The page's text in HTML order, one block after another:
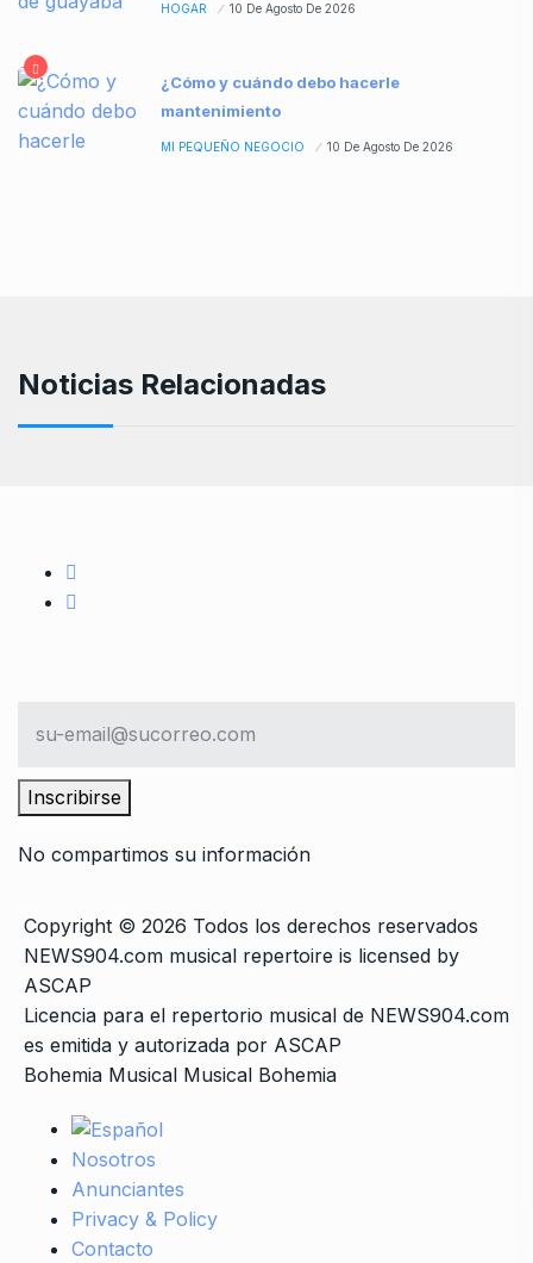
HOGAR 10 De Agosto De 2026
¿Cómo y cuándo debo hacerle
mantenimiento
MI PEQUEÑO NEGOCIO 10 De Agosto De 2026
Noticias Relacionadas
Inscribirse
No compartimos su información
Copyright © 2026 Todos los derechos reservados
NEWS904.com musical repertoire is licensed by
ASCAP
Licencia para el repertorio musical de NEWS904.com
es emitida y autorizada por ASCAP
Bohemia Musical Musical Bohemia
Nosotros
Anunciantes
Privacy & Policy
Contacto